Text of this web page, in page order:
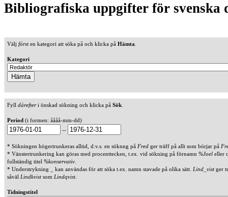
Bibliografiska uppgifter för svenska
Välj försten kategori att söka på och klicka på Hämta
Kategori
Fyll därefteri önskad sökning och klicka på Sök
Period (i formen: åååå-mm-dd)
--
* Sökningen högertrunkeras alltid, d.v.s. en söknng på Fred ger träff på allt som börjar på
* Vänstertrunkering kan göras med procenttecken, t.ex. vid sökning på förnamn %Joel eller
fullständig titel %konservativ
* Understrykning _ kan användas för att söka t.ex. namn stavade på olika sätt. Lind_vistger
såväl Lindkvistsom Lindqvist.
Tidningstitel